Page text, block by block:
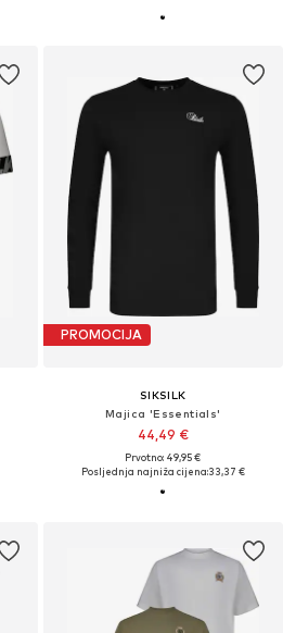
PROMOCIJA
SIKSILK
Majica 'Essentials'
44,49 €
Prvotno: 49,95 €
Posljednja najniža cijena:33,37 €